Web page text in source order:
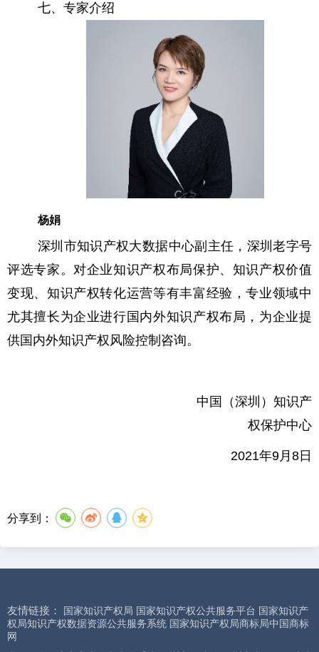
七、专家介绍
杨娟
深圳市知识产权大数据中心副主任，深圳老字号
评选专家。对企业知识产权布局保护、知识产权价值
变现、知识产权转化运营等有丰富经验，专业领域中
尤其擅长为企业进行国内外知识产权布局，为企业提
供国内外知识产权风险控制咨询。
中国（深圳）知识产
权保护中心
2021年9月8日
分享到：
友情链接： 国家知识产权局 国家知识产权公共服务平台 国家知识产
权局知识产权数据资源公共服务系统 国家知识产权局商标局中国商标
网